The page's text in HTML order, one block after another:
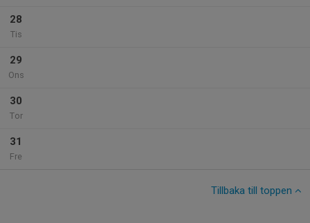
28
Tis
29
Ons
30
Tor
31
Fre
Tillbaka till toppen